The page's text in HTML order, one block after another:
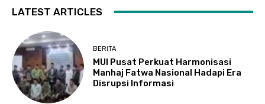
LATEST ARTICLES
BERITA
MUI Pusat Perkuat Harmonisasi
Manhaj Fatwa Nasional Hadapi Era
Disrupsi Informasi